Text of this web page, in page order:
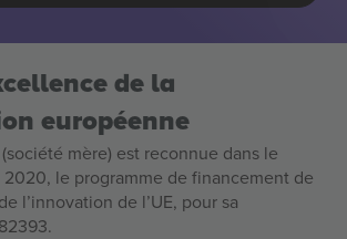
de la
européenne
mère) est reconnue dans le
2020, le programme de financement de
l’innovation de l’UE, pour sa